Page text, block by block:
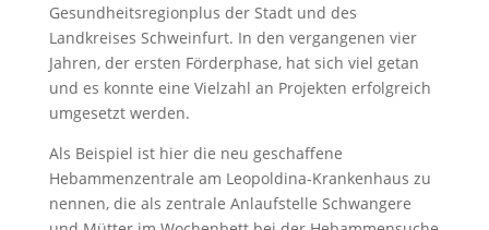
Gesundheitsregionplus der Stadt und des
Landkreises Schweinfurt. In den vergangenen vier
Jahren, der ersten Förderphase, hat sich viel getan
und es konnte eine Vielzahl an Projekten erfolgreich
umgesetzt werden.
Als Beispiel ist hier die neu geschaffene
Hebammenzentrale am Leopoldina-Krankenhaus zu
nennen, die als zentrale Anlaufstelle Schwangere